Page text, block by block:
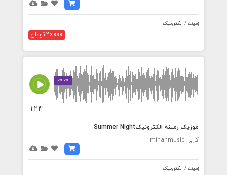
زمینه / الکترونیک
20,000 تومان
00:00
1:24
موزیک زمینه الکترونیکSummer Night
کاربر: mihanmusic
زمینه / الکترونیک